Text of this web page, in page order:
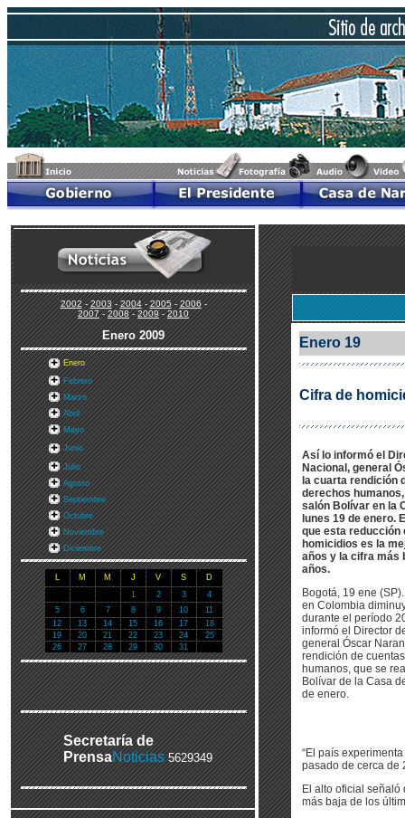
2002-2003-2004-2005-2006-
2007-2008-2009-2010
Enero2009
Enero
Febrero
Marzo
Abril
Mayo
Junio
Julio
Agosto
Septiembre
Octubre
Noviembre
Diciembre
L M M J V S
D
1
2 3
4
5
6 7 8 9 10
11
12
13 14 15 16 17
18
19
20 21 22 23 24
25
26
27 28 29 30 31
Secretaría de
PrensaNoticias 5629349
Enero 19
Cifra de
Así lo informó el
Nacional, general
la cuarta rendición
derechos
salón Bolívar en la
lunes 19 de enero.
que esta reducción
homicidios es la
años y la cifra más
años.
Bogotá, 19 ene
en Colombia
durante el período
informó el Director
general Óscar
rendición de
humanos, que se
Bolívar de la Casa
de enero.
“El país
pasado de cerca de
El alto oficial
más baja de los